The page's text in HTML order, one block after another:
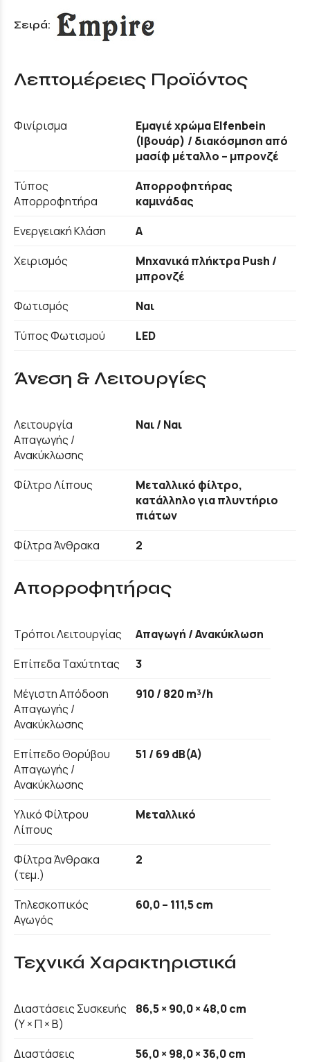
Σειρά:
Λεπτομέρειες Προϊόντος
Φινίρισμα
Εμαγιέ χρώμα Elfenbein
(Ιβουάρ) / διακόσμηση από
μασίφ μέταλλο – μπρονζέ
Τύπος
Απορροφητήρα
Απορροφητήρας
καμινάδας
Ενεργειακή Κλάση
A
Χειρισμός
Μηχανικά πλήκτρα Push /
μπρονζέ
Φωτισμός
Ναι
Τύπος Φωτισμού
LED
Άνεση & Λειτουργίες
Λειτουργία
Απαγωγής /
Ανακύκλωσης
Ναι / Ναι
Φίλτρο Λίπους
Μεταλλικό φίλτρο,
κατάλληλο για πλυντήριο
πιάτων
Φίλτρα Άνθρακα
2
Απορροφητήρας
Τρόποι Λειτουργίας
Απαγωγή / Ανακύκλωση
Επίπεδα Ταχύτητας
3
Μέγιστη Απόδοση
Απαγωγής /
Ανακύκλωσης
910 / 820 m³/h
Επίπεδο Θορύβου
Απαγωγής /
Ανακύκλωσης
51 / 69 dB(A)
Υλικό Φίλτρου
Λίπους
Μεταλλικό
Φίλτρα Άνθρακα
(τεμ.)
2
Τηλεσκοπικός
Αγωγός
60,0 – 111,5 cm
Τεχνικά Χαρακτηριστικά
Διαστάσεις Συσκευής
(Υ × Π × Β)
86,5 × 90,0 × 48,0 cm
Διαστάσεις
56,0 × 98,0 × 36,0 cm